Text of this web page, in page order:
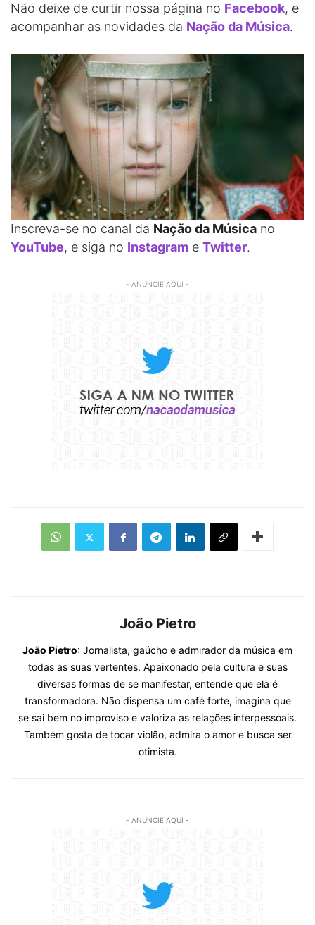
Não deixe de curtir nossa página no Facebook, e
acompanhar as novidades da Nação da Música.
Inscreva-se no canal da Nação da Música no
YouTube, e siga no Instagram e Twitter.
- ANUNCIE AQUI -
João Pietro
João Pietro: Jornalista, gaúcho e admirador da música em
todas as suas vertentes. Apaixonado pela cultura e suas
diversas formas de se manifestar, entende que ela é
transformadora. Não dispensa um café forte, imagina que
se sai bem no improviso e valoriza as relações interpessoais.
Também gosta de tocar violão, admira o amor e busca ser
otimista.
- ANUNCIE AQUI -